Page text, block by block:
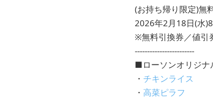
(お持ち帰り限定)
2026年2月18日(水
※無料引換券／値引
------------------------
■ローソンオリジナ
・ チキンライス
・ 高菜ピラフ